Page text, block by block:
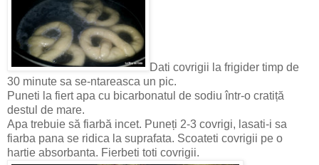
Dati covrigii la frigider timp de
30 minute sa se-ntareasca un pic.
Puneti la fiert apa cu bicarbonatul de sodiu într-o cratiță
destul de mare.
Apa trebuie să fiarbă incet. Puneți 2-3 covrigi, lasati-i sa
fiarba pana se ridica la suprafata. Scoateti covrigii pe o
hartie absorbanta. Fierbeti toti covrigii.